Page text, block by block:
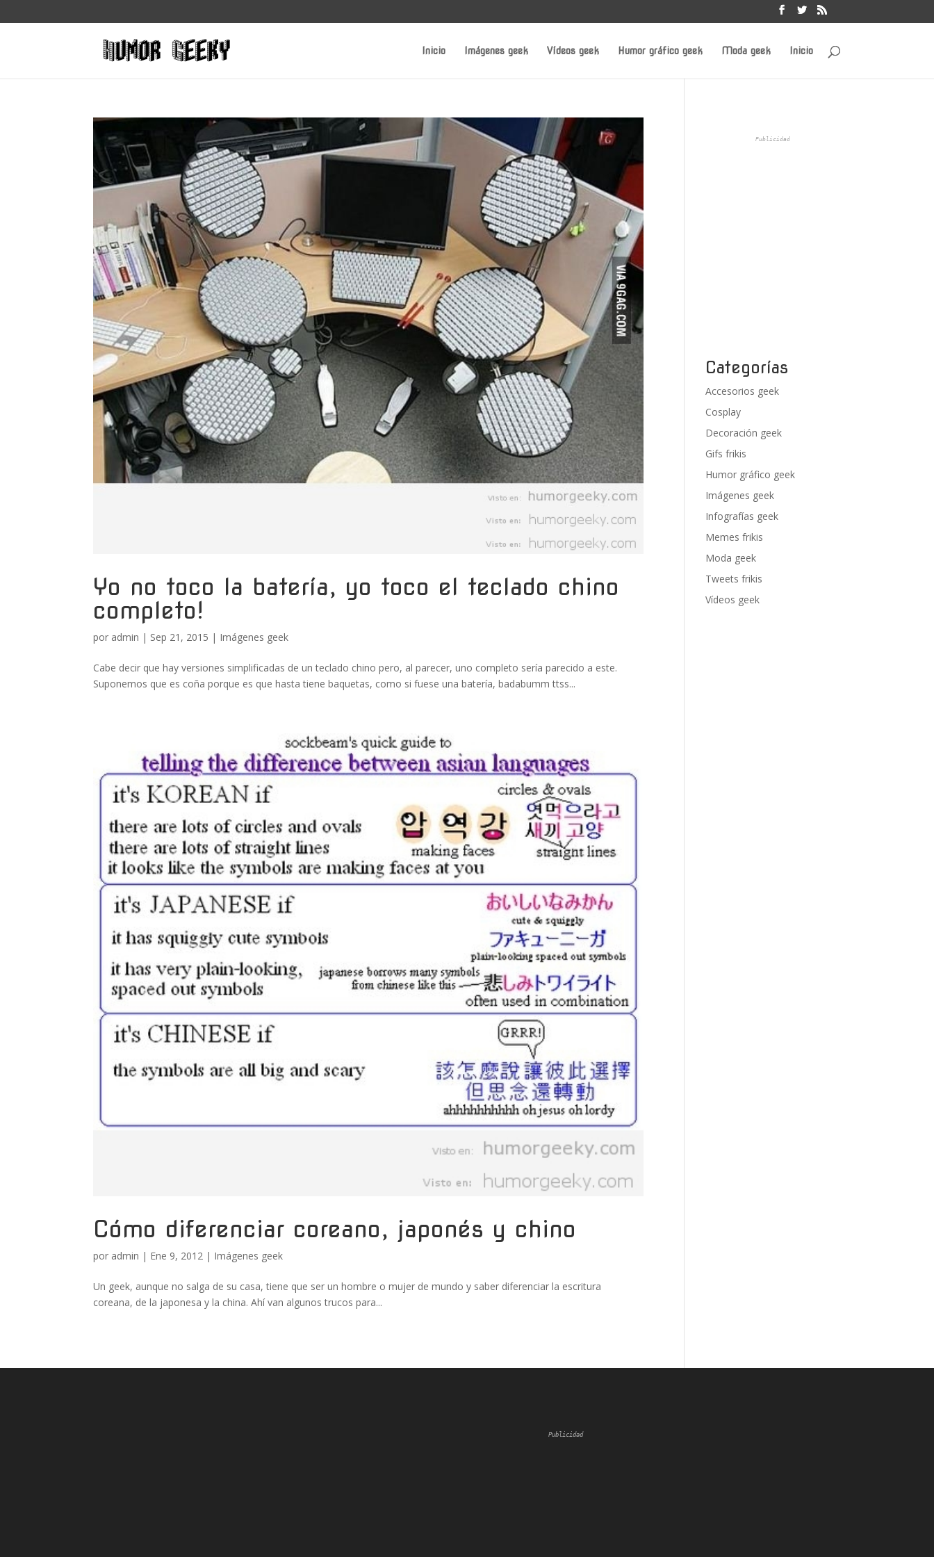
Inicio Imágenes geek Vídeos geek Humor gráfico geek Moda geek Inicio
Yo no toco la batería, yo toco el teclado chino
completo!
por admin | Sep 21, 2015 | Imágenes geek
Cabe decir que hay versiones simplificadas de un teclado chino pero, al parecer, uno completo sería parecido a este.
Suponemos que es coña porque es que hasta tiene baquetas, como si fuese una batería, badabumm ttss...
Cómo diferenciar coreano, japonés y chino
por admin | Ene 9, 2012 | Imágenes geek
Un geek, aunque no salga de su casa, tiene que ser un hombre o mujer de mundo y saber diferenciar la escritura
coreana, de la japonesa y la china. Ahí van algunos trucos para...
Publicidad
Categorías
Accesorios geek
Cosplay
Decoración geek
Gifs frikis
Humor gráfico geek
Imágenes geek
Infografías geek
Memes frikis
Moda geek
Tweets frikis
Vídeos geek
Publicidad